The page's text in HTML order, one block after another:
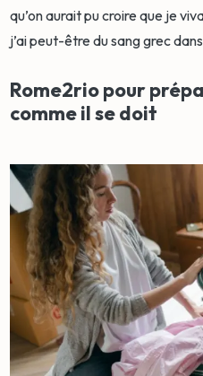
qu’on aurait pu croire que je
j’ai peut-être du sang grec
Rome2rio pour
comme il se doit